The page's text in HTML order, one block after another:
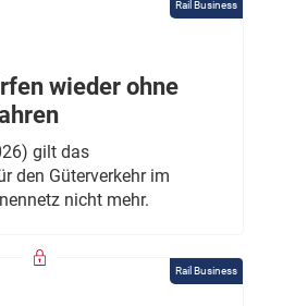
Rail Business
wieder ohne
gilt das
den Güterverkehr im
nicht mehr.
Rail Business